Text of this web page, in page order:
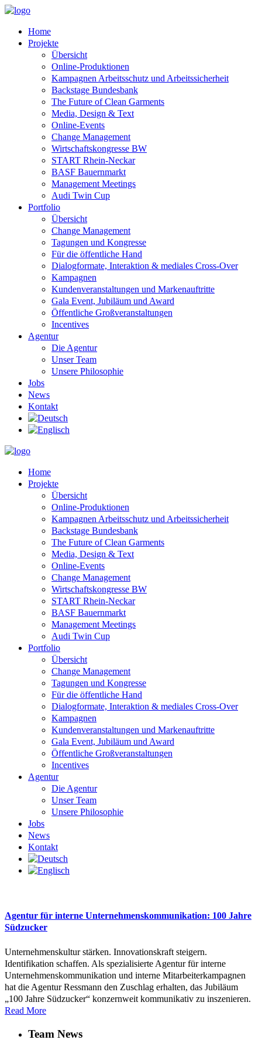
Home
Projekte
Übersicht
Online-Produktionen
Kampagnen Arbeitsschutz und Arbeitssicherheit
Backstage Bundesbank
The Future of Clean Garments
Media, Design & Text
Online-Events
Change Management
Wirtschaftskongresse BW
START Rhein-Neckar
BASF Bauernmarkt
Management Meetings
Audi Twin Cup
Portfolio
Übersicht
Change Management
Tagungen und Kongresse
Für die öffentliche Hand
Dialogformate, Interaktion & mediales Cross-Over
Kampagnen
Kundenveranstaltungen und Markenauftritte
Gala Event, Jubiläum und Award
Öffentliche Großveranstaltungen
Incentives
Agentur
Die Agentur
Unser Team
Unsere Philosophie
Jobs
News
Kontakt
Home
Projekte
Übersicht
Online-Produktionen
Kampagnen Arbeitsschutz und Arbeitssicherheit
Backstage Bundesbank
The Future of Clean Garments
Media, Design & Text
Online-Events
Change Management
Wirtschaftskongresse BW
START Rhein-Neckar
BASF Bauernmarkt
Management Meetings
Audi Twin Cup
Portfolio
Übersicht
Change Management
Tagungen und Kongresse
Für die öffentliche Hand
Dialogformate, Interaktion & mediales Cross-Over
Kampagnen
Kundenveranstaltungen und Markenauftritte
Gala Event, Jubiläum und Award
Öffentliche Großveranstaltungen
Incentives
Agentur
Die Agentur
Unser Team
Unsere Philosophie
Jobs
News
Kontakt
Agentur für interne Unternehmenskommunikation: 100 Jahre
Südzucker
Unternehmenskultur stärken. Innovationskraft steigern.
Identifikation schaffen. Als spezialisierte Agentur für interne
Unternehmenskommunikation und interne Mitarbeiterkampagnen
hat die Agentur Ressmann den Zuschlag erhalten, das Jubiläum
„100 Jahre Südzucker“ konzernweit kommunikativ zu inszenieren.
Read More
Team News